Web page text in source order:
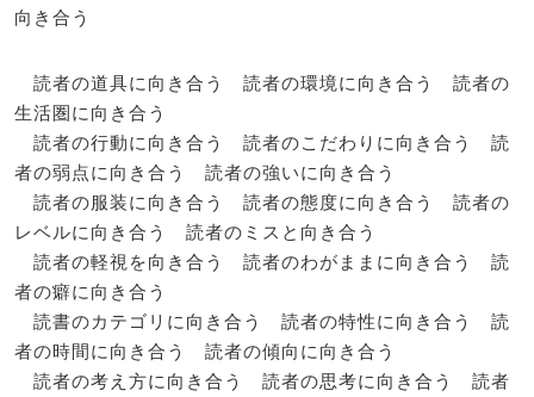
向き合う
読者の道具に向き合う 読者の環境に向き合う 読者の
生活圏に向き合う
読者の行動に向き合う 読者のこだわりに向き合う 読
者の弱点に向き合う 読者の強いに向き合う
読者の服装に向き合う 読者の態度に向き合う 読者の
レベルに向き合う 読者のミスと向き合う
読者の軽視を向き合う 読者のわがままに向き合う 読
者の癖に向き合う
読書のカテゴリに向き合う 読者の特性に向き合う 読
者の時間に向き合う 読者の傾向に向き合う
読者の考え方に向き合う 読者の思考に向き合う 読者